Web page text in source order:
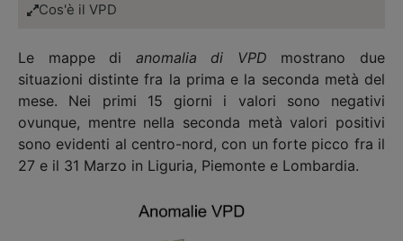
Cos'è il VPD
Le mappe di anomalia di VPD mostrano due
situazioni distinte fra la prima e la seconda metà del
mese. Nei primi 15 giorni i valori sono negativi
ovunque, mentre nella seconda metà valori positivi
sono evidenti al centro-nord, con un forte picco fra il
27 e il 31 Marzo in Liguria, Piemonte e Lombardia.